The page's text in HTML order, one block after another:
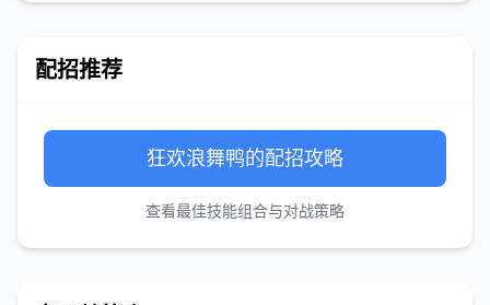
配招推荐
狂欢浪舞鸭的配招攻略
查看最佳技能组合与对战策略